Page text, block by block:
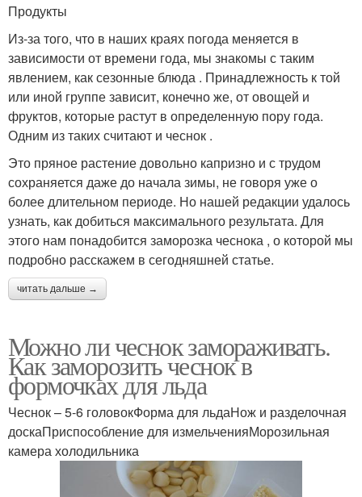
Продукты
Из-за того, что в наших краях погода меняется в
зависимости от времени года, мы знакомы с таким
явлением, как сезонные блюда . Принадлежность к той
или иной группе зависит, конечно же, от овощей и
фруктов, которые растут в определенную пору года.
Одним из таких считают и чеснок .
Это пряное растение довольно капризно и с трудом
сохраняется даже до начала зимы, не говоря уже о
более длительном периоде. Но нашей редакции удалось
узнать, как добиться максимального результата. Для
этого нам понадобится заморозка чеснока , о которой мы
подробно расскажем в сегодняшней статье.
читать дальше →
Можно ли чеснок замораживать.
Как заморозить чеснок в
формочках для льда
Чеснок – 5-6 головокФорма для льдаНож и разделочная
доскаПриспособление для измельченияМорозильная
камера холодильника